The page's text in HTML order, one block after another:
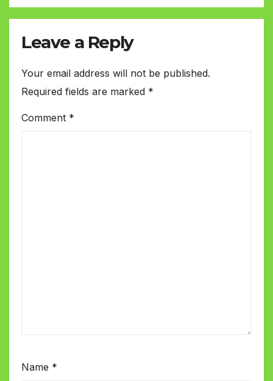
Leave a Reply
Your email address will not be published.
Required fields are marked *
Comment *
Name *